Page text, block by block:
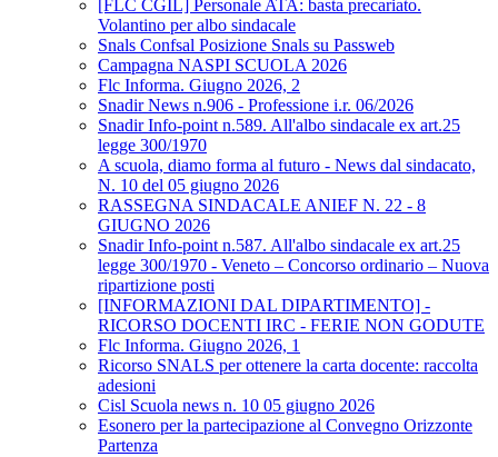
[FLC CGIL] Personale ATA: basta precariato.
Volantino per albo sindacale
Snals Confsal Posizione Snals su Passweb
Campagna NASPI SCUOLA 2026
Flc Informa. Giugno 2026, 2
Snadir News n.906 - Professione i.r. 06/2026
Snadir Info-point n.589. All'albo sindacale ex art.25
legge 300/1970
A scuola, diamo forma al futuro - News dal sindacato,
N. 10 del 05 giugno 2026
RASSEGNA SINDACALE ANIEF N. 22 - 8
GIUGNO 2026
Snadir Info-point n.587. All'albo sindacale ex art.25
legge 300/1970 - Veneto – Concorso ordinario – Nuova
ripartizione posti
[INFORMAZIONI DAL DIPARTIMENTO] -
RICORSO DOCENTI IRC - FERIE NON GODUTE
Flc Informa. Giugno 2026, 1
Ricorso SNALS per ottenere la carta docente: raccolta
adesioni
Cisl Scuola news n. 10 05 giugno 2026
Esonero per la partecipazione al Convegno Orizzonte
Partenza